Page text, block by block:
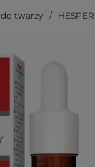
twarzy